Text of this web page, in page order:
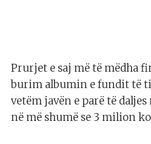
Prurjet e saj më të mëdha
burim albumin e fundit të
vetëm javën e parë të
në më shumë se 3 milion